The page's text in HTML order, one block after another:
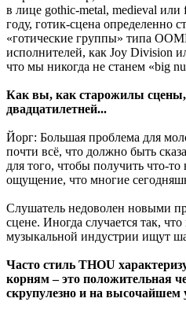
в лице gothic-metal, medieval
году, готик-сцена определенно
«готические группы» типа
исполнителей, как Joy Division
что мы никогда не станем «big
Как вы, как старожилы сцены,
двадцатилетней...
Йорг: Большая проблема для
почти всё, что должно быть
для того, чтобы получить что-
ощущение, что многие
Слушатель недоволен новыми
сцене. Иногда случается так,
музыкальной индустрии ищут
Часто стиль THOU
корням – это положительная
скрупулезно и на высочайшем